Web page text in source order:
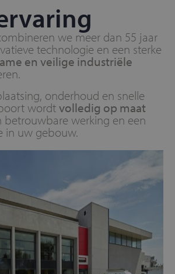
we meer dan 55 jaar
technologie en een sterke
en veilige industriële
onderhoud en snelle
wordtvolledig op maat
betrouwbare werking en een
in uw gebouw.